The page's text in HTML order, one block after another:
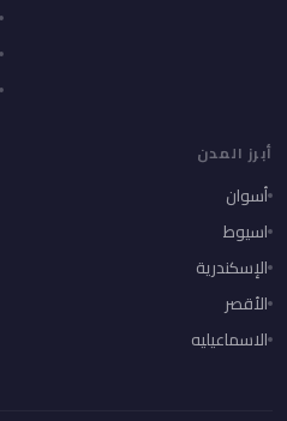
أبرز المدن
أسوان
اسيوط
الإسكندرية
الأقصر
الاسماعيليه